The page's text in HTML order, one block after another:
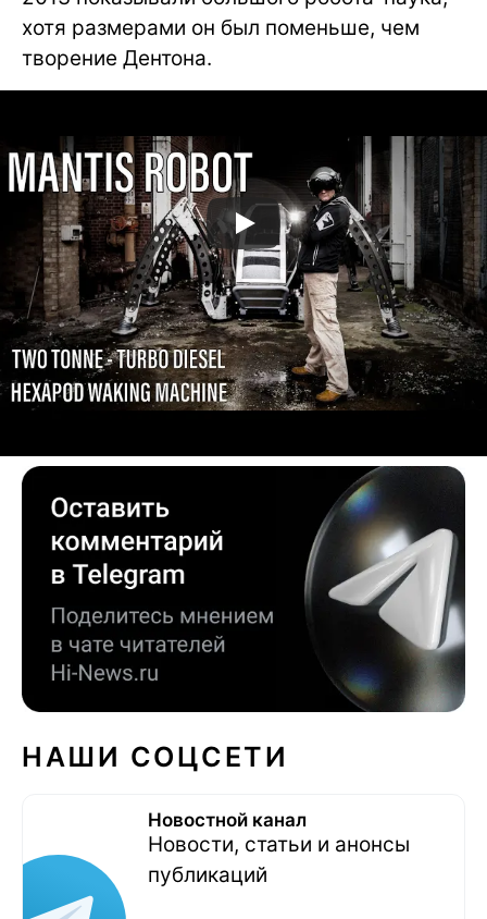
хотя размерами он был поменьше, чем
творение Дентона.
Робототехника
НАШИ СОЦСЕТИ
Новостной канал
Новости, статьи и анонсы
публикаций